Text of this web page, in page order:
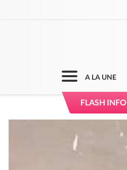
A LA UNE
FLASH INFO